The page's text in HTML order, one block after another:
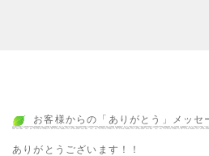
お客様からの「ありがとう」メッセ
ありがとうございます！！